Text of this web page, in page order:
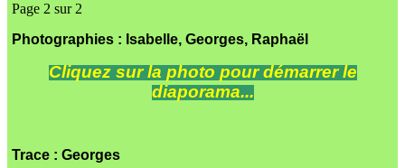
Page 2 sur 2
Photographies : Isabelle, Georges, Raphaël
Cliquez sur la photo pour démarrer le
diaporama...
Trace : Georges